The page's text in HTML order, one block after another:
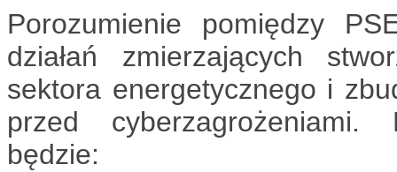
Porozumienie pomiędzy
działań zmierzających
sektora energetycznego i
przed cyberzagrożeniami.
będzie: